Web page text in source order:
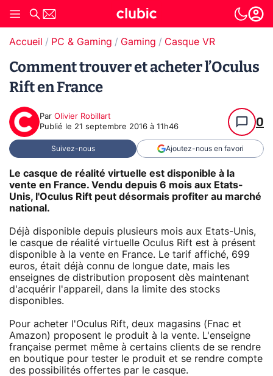
Accueil PC & Gaming Gaming Casque VR
Comment trouver et acheter l’Oculus
Rift en France
Par Olivier Robillart
Publié le 21 septembre 2016 à 11h46 0
Suivez-nous Ajoutez-nous en favori
Le casque de réalité virtuelle est disponible à la
vente en France. Vendu depuis 6 mois aux Etats-
Unis, l'Oculus Rift peut désormais profiter au marché
national.
Déjà disponible depuis plusieurs mois aux Etats-Unis,
le casque de réalité virtuelle Oculus Rift est à présent
disponible à la vente en France. Le tarif affiché, 699
euros, était déjà connu de longue date, mais les
enseignes de distribution proposent dès maintenant
d'acquérir l'appareil, dans la limite des stocks
disponibles.
Pour acheter l'Oculus Rift, deux magasins (Fnac et
Amazon) proposent le produit à la vente. L'enseigne
française permet même à certains clients de se rendre
en boutique pour tester le produit et se rendre compte
des possibilités offertes par le casque.